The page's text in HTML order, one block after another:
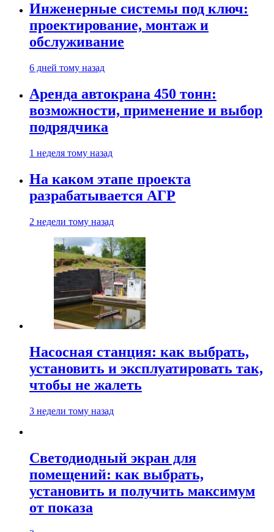
Инженерные системы под ключ:
проектирование, монтаж и
обслуживание
6 дней тому назад
Аренда автокрана 450 тонн:
возможности, применение и выбор
подрядчика
1 неделя тому назад
На каком этапе проекта
разрабатывается АГР
2 недели тому назад
Насосная станция: как выбрать,
установить и эксплуатировать так,
чтобы не жалеть
3 недели тому назад
Светодиодный экран для
помещений: как выбрать,
установить и получить максимум
от показа